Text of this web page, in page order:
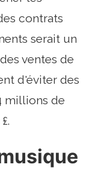
contrats
serait un
ventes de
d'éviter des
millions de